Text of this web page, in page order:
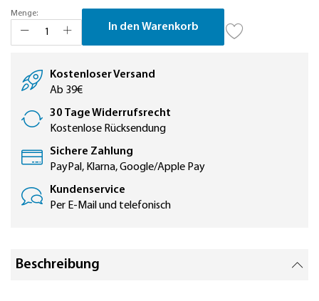
Menge:
In den Warenkorb
Kostenloser Versand
Ab 39€
30 Tage Widerrufsrecht
Kostenlose Rücksendung
Sichere Zahlung
PayPal, Klarna, Google/Apple Pay
Kundenservice
Per E-Mail und telefonisch
Beschreibung